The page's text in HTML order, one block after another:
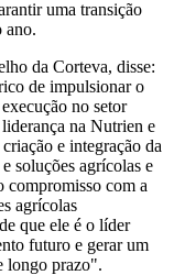
uma transição
ano.
da Corteva, disse:
de impulsionar o
no setor
na Nutrien e
e integração da
soluções agrícolas e
compromisso com a
agrícolas
que ele é o líder
futuro e gerar um
longo prazo".